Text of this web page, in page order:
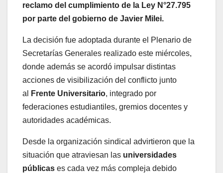
reclamo del cumplimiento de la Ley N°27.795
por parte del gobierno de Javier Milei.
La decisión fue adoptada durante el Plenario de
Secretarías Generales realizado este miércoles,
donde además se acordó impulsar distintas
acciones de visibilización del conflicto junto
al
Frente Universitario, integrado por
federaciones estudiantiles, gremios docentes y
autoridades académicas.
Desde la organización sindical advirtieron que la
situación que atraviesan las universidades
públicas es cada vez más compleja debido